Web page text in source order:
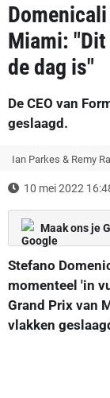
Miami: "Dit
de dag is"
De CEO van
geslaagd.
Ian Parkes & Remy
10 mei 2022
Maak ons je
Stefano
momenteel 'in
Grand Prix van
vlakken